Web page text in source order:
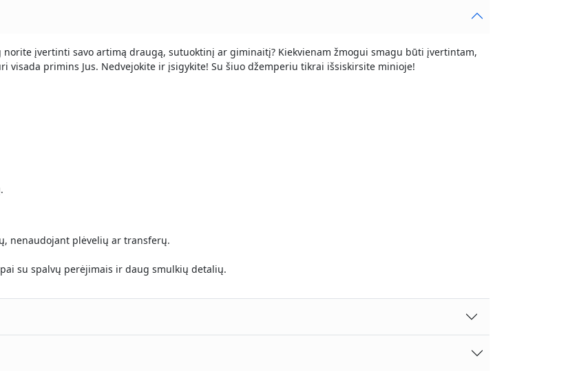
įvertinti savo artimą draugą, sutuoktinį ar giminaitį? Kiekvienam žmogui smagu būti įvertintam,
visada primins Jus. Nedvejokite ir įsigykite! Su šiuo džemperiu tikrai išsiskirsite minioje!
nenaudojant plėvelių ar transferų.
su spalvų perėjimais ir daug smulkių detalių.